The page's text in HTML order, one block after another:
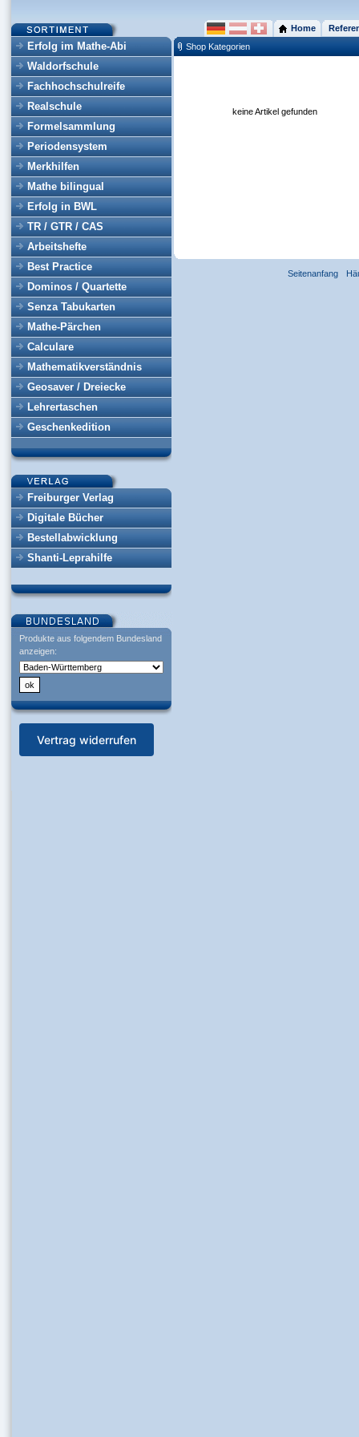
Erfolg im Mathe-Abi
Waldorfschule
Fachhochschulreife
Realschule
Formelsammlung
Periodensystem
Merkhilfen
Mathe bilingual
Erfolg in BWL
TR / GTR / CAS
Arbeitshefte
Best Practice
Dominos / Quartette
Senza Tabukarten
Mathe-Pärchen
Calculare
Mathematikverständnis
Geosaver / Dreiecke
Lehrertaschen
Geschenkedition
Freiburger Verlag
Digitale Bücher
Bestellabwicklung
Shanti-Leprahilfe
Produkte aus folgendem Bundesland
anzeigen:
Vertrag widerrufen
Home
Shop Kategorien
keine Artikel gefunden
Seitenanfang